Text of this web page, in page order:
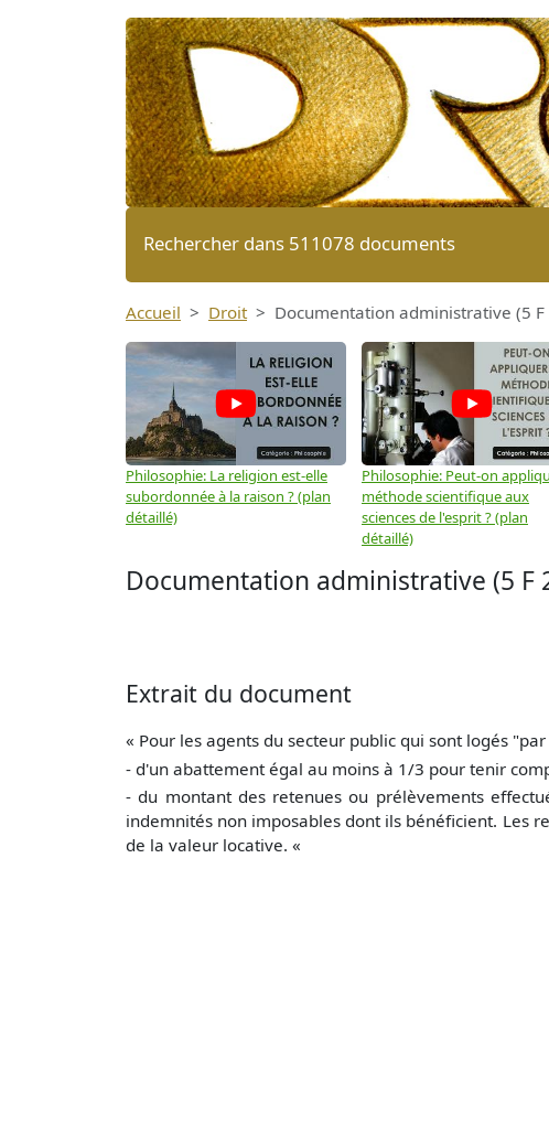
Rechercher dans 511078 documents
Accueil Droit Documentation administrative (5
Philosophie: La religion est-elle
subordonnée à la raison ? (plan
détaillé)
Philosophie: Peut-on
méthode scientifique aux
sciences de l'esprit ? (plan
détaillé)
Documentation administrative (5 F
Extrait du document
« Pour les agents du secteur public qui sont logés
- d'un abattement égal au moins à 1/3 pour tenir
- du montant des retenues ou prélèvements
indemnités non imposables dont ils bénéficient. Les
de la valeur locative. «